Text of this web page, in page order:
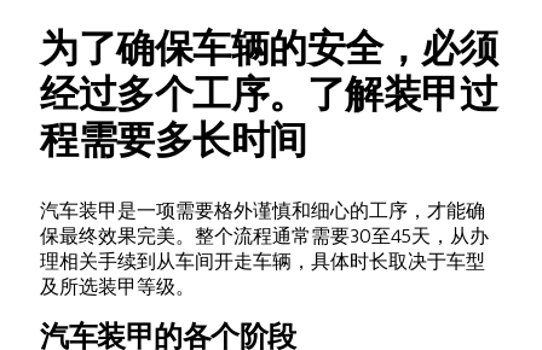
为了确保车辆的安全，必须
经过多个工序。了解装甲过
程需要多长时间
汽车装甲是一项需要格外谨慎和细心的工序，才能确
保最终效果完美。整个流程通常需要30至45天，从办
理相关手续到从车间开走车辆，具体时长取决于车型
及所选装甲等级。
汽车装甲的各个阶段